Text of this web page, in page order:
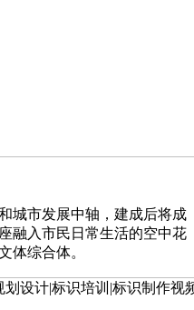
城市发展中轴，建成后将成
融入市民日常生活的空中花
体综合体。